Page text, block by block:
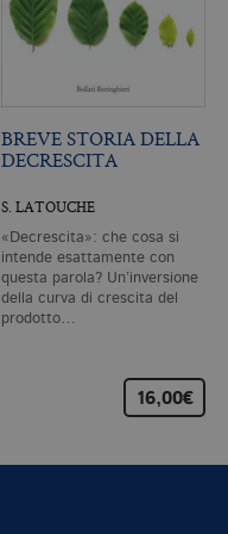
BREVE STORIA DELLA
DECRESCITA
S. LATOUCHE
«Decrescita»: che cosa si
intende esattamente con
questa parola? Un’inversione
della curva di crescita del
prodotto…
16,00€